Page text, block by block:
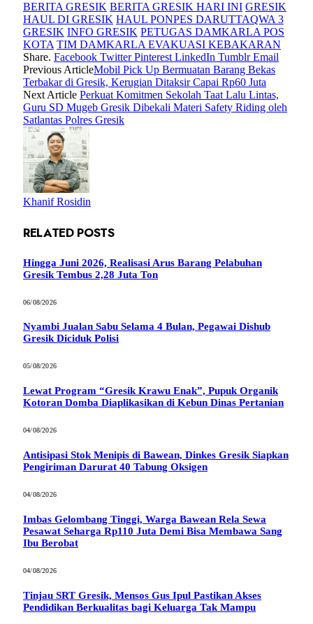
BERITA GRESIK BERITA GRESIK HARI INI GRESIK
HAUL DI GRESIK HAUL PONPES DARUTTAQWA 3
GRESIK INFO GRESIK PETUGAS DAMKARLA POS
KOTA TIM DAMKARLA EVAKUASI KEBAKARAN
Share. Facebook Twitter Pinterest LinkedIn Tumblr Email
Previous ArticleMobil Pick Up Bermuatan Barang Bekas
Terbakar di Gresik, Kerugian Ditaksir Capai Rp60 Juta
Next Article Perkuat Komitmen Sekolah Taat Lalu Lintas,
Guru SD Mugeb Gresik Dibekali Materi Safety Riding oleh
Satlantas Polres Gresik
Khanif Rosidin
RELATED POSTS
Hingga Juni 2026, Realisasi Arus Barang Pelabuhan
Gresik Tembus 2,28 Juta Ton
06/08/2026
Nyambi Jualan Sabu Selama 4 Bulan, Pegawai Dishub
Gresik Diciduk Polisi
05/08/2026
Lewat Program “Gresik Krawu Enak”, Pupuk Organik
Kotoran Domba Diaplikasikan di Kebun Dinas Pertanian
04/08/2026
Antisipasi Stok Menipis di Bawean, Dinkes Gresik Siapkan
Pengiriman Darurat 40 Tabung Oksigen
04/08/2026
Imbas Gelombang Tinggi, Warga Bawean Rela Sewa
Pesawat Seharga Rp110 Juta Demi Bisa Membawa Sang
Ibu Berobat
04/08/2026
Tinjau SRT Gresik, Mensos Gus Ipul Pastikan Akses
Pendidikan Berkualitas bagi Keluarga Tak Mampu